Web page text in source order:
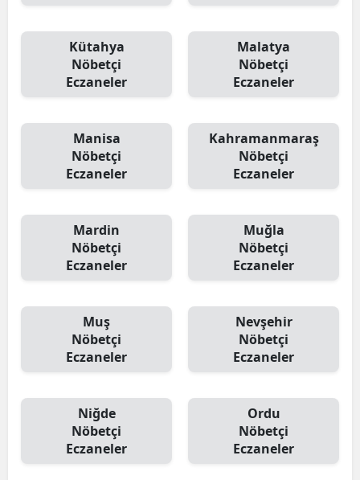
Kütahya
Nöbetçi
Eczaneler
Malatya
Nöbetçi
Eczaneler
Manisa
Nöbetçi
Eczaneler
Kahramanmaraş
Nöbetçi
Eczaneler
Mardin
Nöbetçi
Eczaneler
Muğla
Nöbetçi
Eczaneler
Muş
Nöbetçi
Eczaneler
Nevşehir
Nöbetçi
Eczaneler
Niğde
Nöbetçi
Eczaneler
Ordu
Nöbetçi
Eczaneler